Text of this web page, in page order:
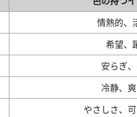
情熱的、
希望、
安らぎ
冷静、
やさしさ、